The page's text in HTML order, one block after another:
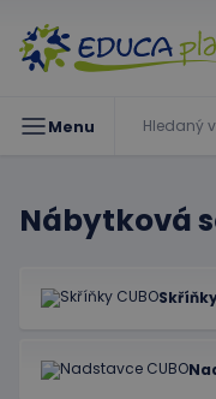
Menu
Nábytková